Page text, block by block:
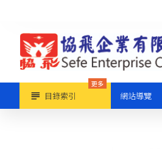
目錄索引
更多
網站導覽